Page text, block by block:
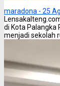
maradona - 25
di Kota Palangka
menjadi sekolah